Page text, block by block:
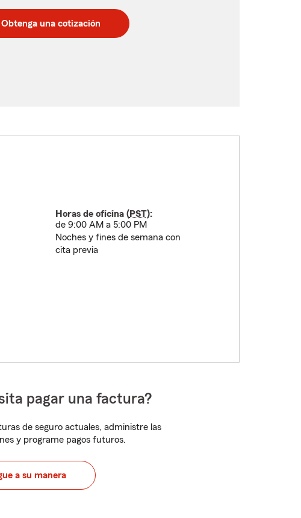
Obtenga una cotización
Horas de oficina (PST):
de 9:00 AM a 5:00 PM
Noches y fines de semana con
cita previa
pagar una factura?
de seguro actuales, administre las
y programe pagos futuros.
a su manera